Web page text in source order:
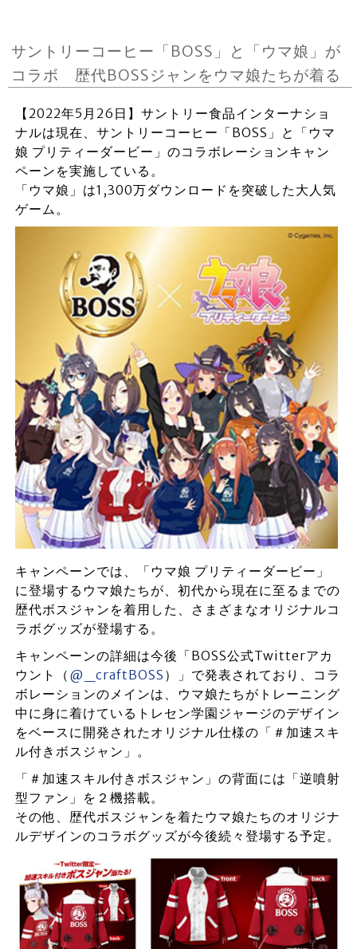
サントリーコーヒー「BOSS」と「ウマ娘」が
コラボ 歴代BOSSジャンをウマ娘たちが着る
【2022年5月26日】サントリー食品インターナショ
ナルは現在、サントリーコーヒー「BOSS」と「ウマ
娘 プリティーダービー」のコラボレーションキャン
ペーンを実施している。
「ウマ娘」は1,300万ダウンロードを突破した大人気
ゲーム。
キャンペーンでは、「ウマ娘 プリティーダービー」
に登場するウマ娘たちが、初代から現在に至るまでの
歴代ボスジャンを着用した、さまざまなオリジナルコ
ラボグッズが登場する。
キャンペーンの詳細は今後「BOSS公式Twitterアカ
ウント（ @_craftBOSS ）」で発表されており、コラ
ボレーションのメインは、ウマ娘たちがトレーニング
中に身に着けているトレセン学園ジャージのデザイン
をベースに開発されたオリジナル仕様の「＃加速スキ
ル付きボスジャン」。
「＃加速スキル付きボスジャン」の背面には「逆噴射
型ファン」を２機搭載。
その他、歴代ボスジャンを着たウマ娘たちのオリジナ
ルデザインのコラボグッズが今後続々登場する予定。